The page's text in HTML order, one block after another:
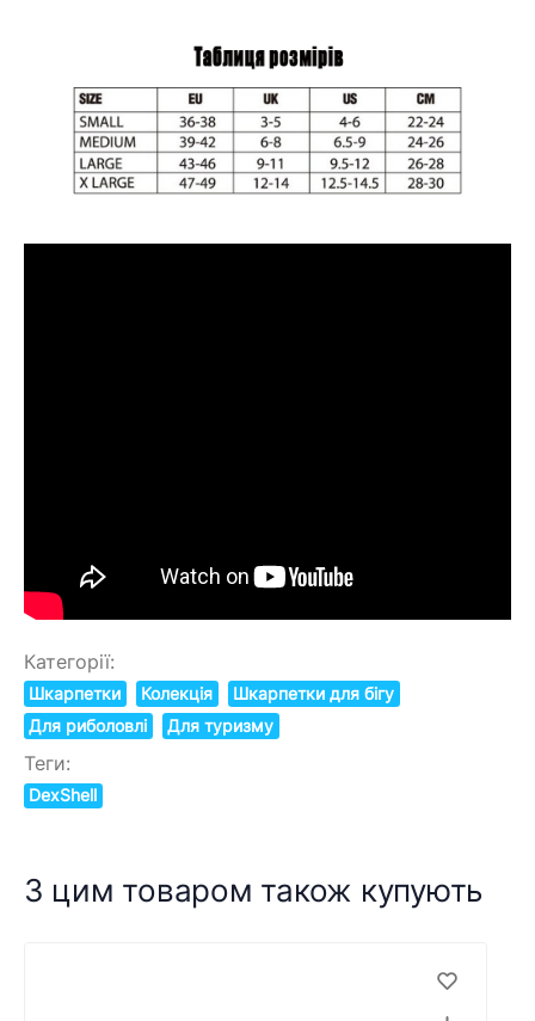
Категорії:
Шкарпетки Колекція
Шкарпетки для бігу
Для риболовлі
Для туризму
Теги:
DexShell
З цим товаром також купують